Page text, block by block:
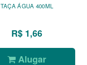
TAÇA ÁGUA 400ML
R$ 1,66
Alugar